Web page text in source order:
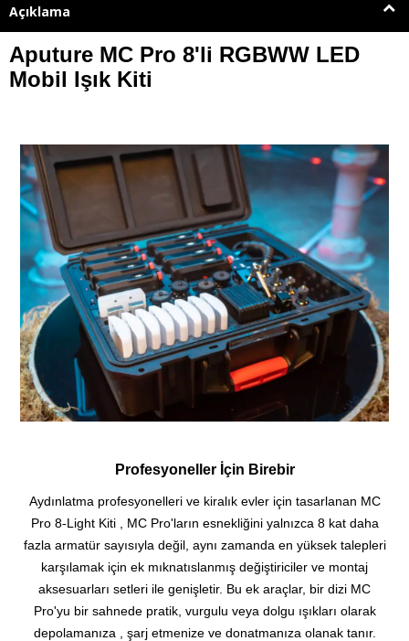
Açıklama
Aputure MC Pro 8'li RGBWW LED
Mobil Işık Kiti
Profesyoneller İçin Birebir
Aydınlatma profesyonelleri ve kiralık evler için tasarlanan MC
Pro 8-Light Kiti , MC Pro'ların esnekliğini yalnızca 8 kat daha
fazla armatür sayısıyla değil, aynı zamanda en yüksek talepleri
karşılamak için ek mıknatıslanmış değiştiriciler ve montaj
aksesuarları setleri ile genişletir. Bu ek araçlar, bir dizi MC
Pro'yu bir sahnede pratik, vurgulu veya dolgu ışıkları olarak
depolamanıza , şarj etmenize ve donatmanıza olanak tanır.